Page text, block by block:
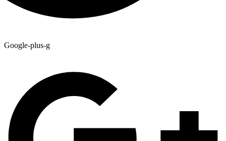
Google-plus-g